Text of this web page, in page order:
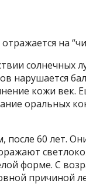
на
солнечных
нарушается
кожи век.
оральных
после 60 лет.
форме. С
причиной